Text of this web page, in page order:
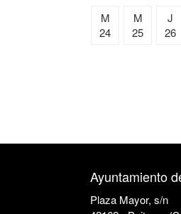
M
24
M
25
J
26
Ayuntamiento
Plaza Mayor, s/n